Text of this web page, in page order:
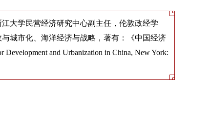
大学民营经济研究中心副主任，伦敦政经学
城市化、海洋经济与战略，著有：《中国经济
and Urbanization in China, New York: